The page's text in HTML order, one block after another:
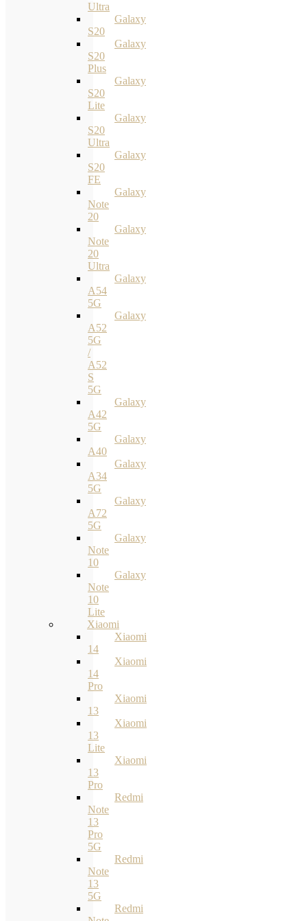
Ultra
Galaxy
S20
Galaxy
S20
Plus
Galaxy
S20
Lite
Galaxy
S20
Ultra
Galaxy
S20
FE
Galaxy
Note
20
Galaxy
Note
20
Ultra
Galaxy
A54
5G
Galaxy
A52
5G
/
A52
S
5G
Galaxy
A42
5G
Galaxy
A40
Galaxy
A34
5G
Galaxy
A72
5G
Galaxy
Note
10
Galaxy
Note
10
Lite
Xiaomi
Xiaomi
14
Xiaomi
14
Pro
Xiaomi
13
Xiaomi
13
Lite
Xiaomi
13
Pro
Redmi
Note
13
Pro
5G
Redmi
Note
13
5G
Redmi